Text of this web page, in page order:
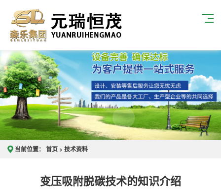
当前位置： 首页 > 技术资料
变压吸附脱碳技术的知识介绍